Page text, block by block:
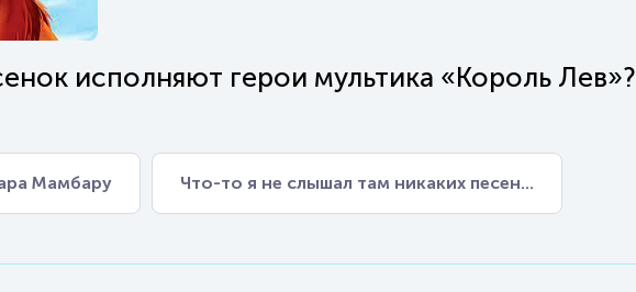
исполняют герои мультика «Король Лев»?
Мамбару Что-то я не слышал там никаких песен...